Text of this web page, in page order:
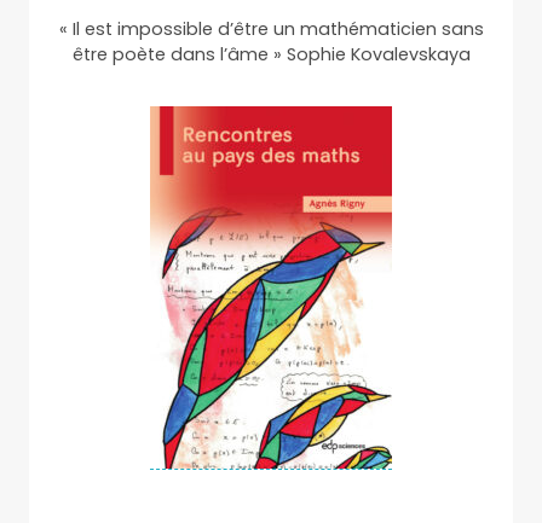
« Il est impossible d’être un mathématicien sans
être poète dans l’âme » Sophie Kovalevskaya